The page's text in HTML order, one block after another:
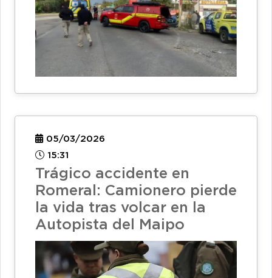
05/03/2026
15:31
Trágico accidente en
Romeral: Camionero pierde
la vida tras volcar en la
Autopista del Maipo